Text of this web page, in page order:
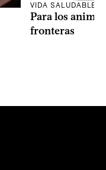
VIDA SALUDABLE
Para los
fronteras